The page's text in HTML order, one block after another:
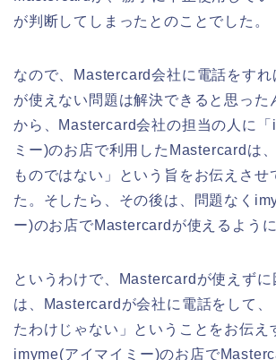
が判断してしまったとのことでした。
なので、Mastercard会社に電話をす
が使えない問題は解決できると思った
から、Mastercard会社の担当の人に「
ミー)のお店で利用したMastercardは
ものではない」という旨をお伝えさせ
た。そしたら、その後は、問題なく
ー)のお店でMastercardが使えるよう
というわけで、Mastercardが使えずに
は、Mastercardが会社に電話をして、
たわけじゃない」ということをお伝え
imyme(アイマイミー)のお店で